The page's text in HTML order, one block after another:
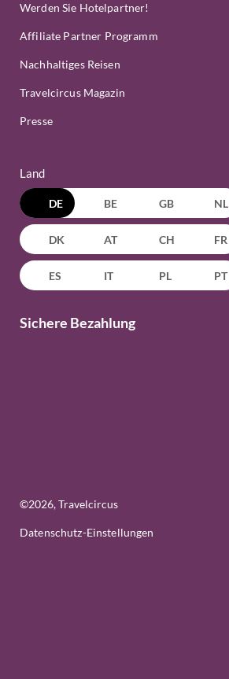
Werden Sie Hotelpartner!
Affiliate Partner Programm
Nachhaltiges Reisen
Travelcircus Magazin
Presse
Land
DE BE GB NL
DK AT CH FR
ES IT PL PT
Sichere Bezahlung
©2026, Travelcircus
Datenschutz-Einstellungen